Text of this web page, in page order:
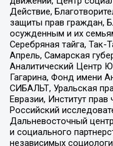
Действие,
защиты прав граждан,
осужденным и их
Серебряная тайга, Так-
Апрель, Самарская
Аналитический Центр
Гагарина, Фонд имени
СИБАЛЬТ, Уральская
Евразии, Институт
Российский
Дальневосточный
и социального
независимых